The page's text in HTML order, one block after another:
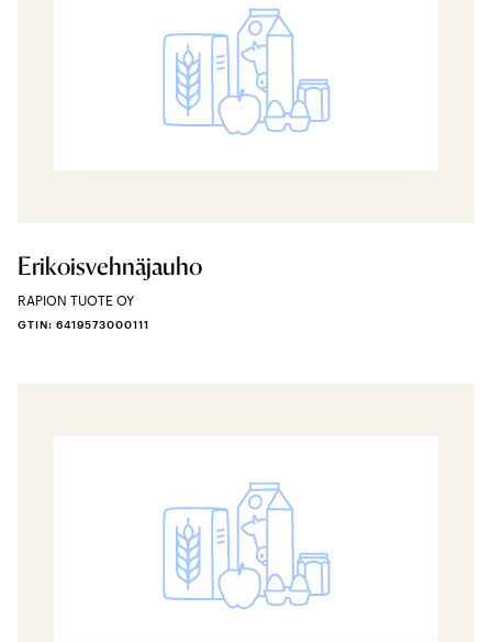
Erikoisvehnäjauho
RAPION TUOTE OY
GTIN: 6419573000111